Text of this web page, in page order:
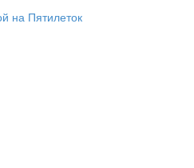
на Пятилеток